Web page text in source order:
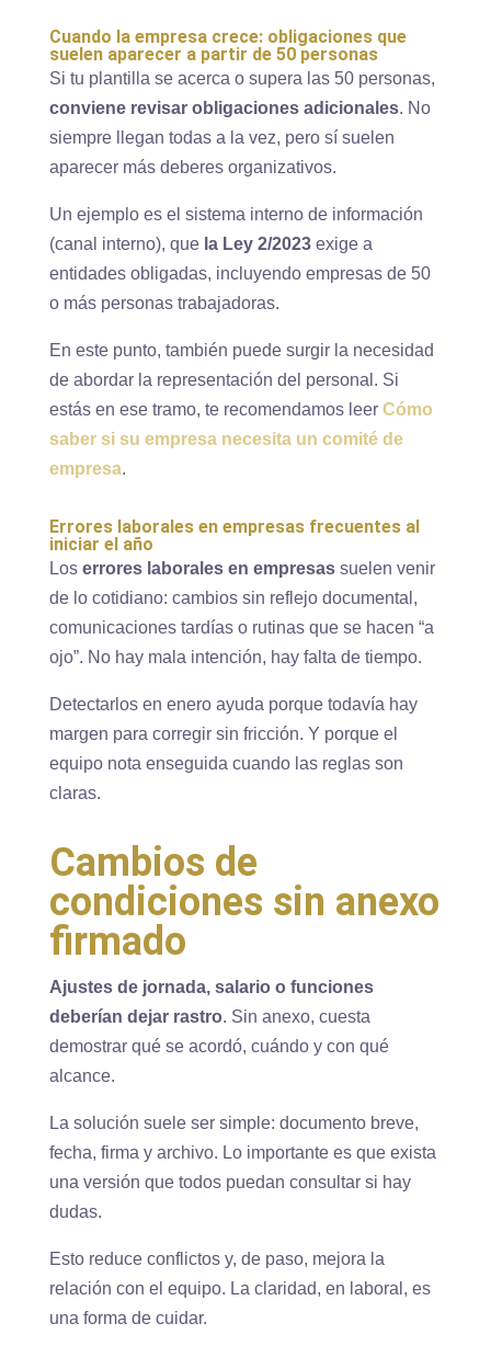
Cuando la empresa crece: obligaciones que
suelen aparecer a partir de 50 personas
Si tu plantilla se acerca o supera las 50 personas,
conviene revisar obligaciones adicionales. No
siempre llegan todas a la vez, pero sí suelen
aparecer más deberes organizativos.
Un ejemplo es el sistema interno de información
(canal interno), que la Ley 2/2023exige a
entidades obligadas, incluyendo empresas de 50
o más personas trabajadoras.
En este punto, también puede surgir la necesidad
de abordar la representación del personal. Si
estás en ese tramo, te recomendamos leer Cómo
saber si su empresa necesita un comité de
empresa.
Errores laborales en empresas frecuentes al
iniciar el año
Los errores laborales en empresas suelen venir
de lo cotidiano: cambios sin reflejo documental,
comunicaciones tardías o rutinas que se hacen “a
ojo”. No hay mala intención, hay falta de tiempo.
Detectarlos en enero ayuda porque todavía hay
margen para corregir sin fricción. Y porque el
equipo nota enseguida cuando las reglas son
claras.
Cambios de
condiciones sin anexo
firmado
Ajustes de jornada, salario o funciones
deberían dejar rastro. Sin anexo, cuesta
demostrar qué se acordó, cuándo y con qué
alcance.
La solución suele ser simple: documento breve,
fecha, firma y archivo. Lo importante es que exista
una versión que todos puedan consultar si hay
dudas.
Esto reduce conflictos y, de paso, mejora la
relación con el equipo. La claridad, en laboral, es
una forma de cuidar.